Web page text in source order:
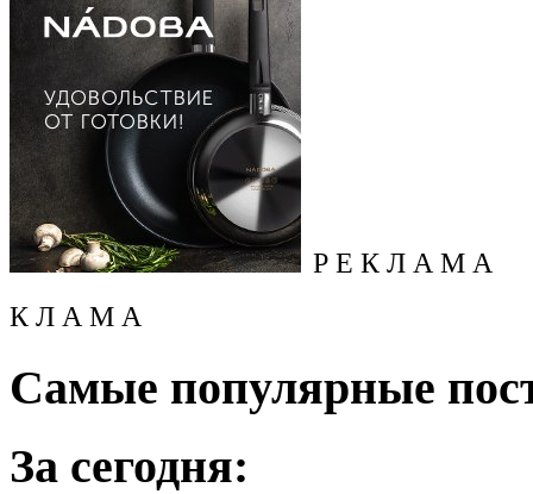
Р Е К Л А М А
К Л А М А
Самые популярные
За сегодня: